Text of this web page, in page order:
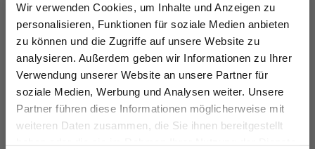
Wir verwenden Cookies, um Inhalte und Anzeigen zu
personalisieren, Funktionen für soziale Medien anbieten
zu können und die Zugriffe auf unsere Website zu
analysieren. Außerdem geben wir Informationen zu Ihrer
Verwendung unserer Website an unsere Partner für
soziale Medien, Werbung und Analysen weiter. Unsere
Partner führen diese Informationen möglicherweise mit
weiteren Daten zusammen, die Sie ihnen bereitgestellt
Mehr informationen
DIE VORTEILE VON
HAMAMTUCH.DE
At your service
Sicher dir 10% Rabatt!
Name